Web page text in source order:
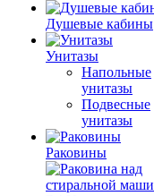
Душевые кабины
Унитазы
Напольные
унитазы
Подвесные
унитазы
Раковины